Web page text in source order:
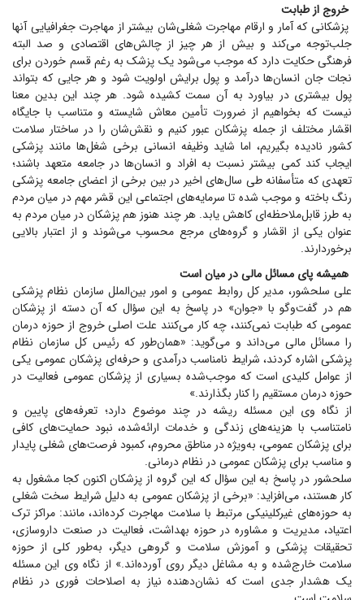
خروج از طبابت
پزشکانی که آمار و ارقام مهاجرت شغلی‌شان بیشتر از مهاجرت جغرافیایی آنها
جلب‌توجه می‌کند و بیش از هر چیز از چالش‌های اقتصادی و صد البته
فرهنگی حکایت دارد که موجب می‌شود یک پزشک به رغم قسم خوردن برای
نجات جان انسان‌ها درآمد و پول برایش اولویت شود و هر جایی که بتواند
پول بیشتری در بیاورد به آن سمت کشیده شود. هر چند این بدین معنا
نیست که بخواهیم از ضرورت تأمین معاش شایسته و متناسب با جایگاه
اقشار مختلف از جمله پزشکان عبور کنیم و نقش‌شان را در ساختار سلامت
کشور نادیده بگیریم، اما شاید وظیفه انسانی برخی شغل‌ها مانند پزشکی
ایجاب کند کمی بیشتر نسبت به افراد و انسان‌ها در جامعه متعهد باشند؛
تعهدی که متأسفانه طی سال‌های اخیر در بین برخی از اعضای جامعه پزشکی
رنگ باخته و موجب شده تا سرمایه‌های اجتماعی این قشر مهم در میان مردم
به طرز قابل‌ملاحظه‌ای کاهش یابد. هر چند هنوز هم پزشکان در میان مردم به
عنوان یکی از اقشار و گروه‌های مرجع محسوب می‌شوند و از اعتبار بالایی
برخوردارند.
همیشه پای مسائل مالی در میان است
علی سلحشور، مدیر کل روابط عمومی و امور بین‌الملل سازمان نظام پزشکی
هم در گفت‌و‌گو با «جوان» در پاسخ به این سؤال که آن دسته از پزشکان
عمومی که طبابت نمی‌کنند، چه کار می‌کنند علت اصلی خروج از حوزه درمان
را مسائل مالی می‌داند و می‌گوید: «همان‌طور که رئیس کل سازمان نظام
پزشکی اشاره کردند، شرایط نامناسب درآمدی و حرفه‌ای پزشکان عمومی یکی
از عوامل کلیدی است که موجب‌شده بسیاری از پزشکان عمومی فعالیت در
حوزه درمان مستقیم را کنار بگذارند.»
از نگاه وی این مسئله ریشه در چند موضوع دارد؛ تعرفه‌های پایین و
نامتناسب با هزینه‌های زندگی و خدمات ارائه‌شده، نبود حمایت‌های کافی
برای پزشکان عمومی، به‌ویژه در مناطق محروم، کمبود فرصت‌های شغلی پایدار
و مناسب برای پزشکان عمومی در نظام درمانی.
سلحشور در پاسخ به این سؤال که این گروه از پزشکان اکنون کجا مشغول به
کار هستند، می‌افزاید: «برخی از پزشکان عمومی به دلیل شرایط سخت شغلی
به حوزه‌های غیرکلینیکی مرتبط با سلامت مهاجرت کرده‌اند، مانند: مراکز ترک
اعتیاد، مدیریت و مشاوره در حوزه بهداشت، فعالیت در صنعت داروسازی،
تحقیقات پزشکی و آموزش سلامت و گروهی دیگر، به‌طور کلی از حوزه
سلامت خارج‌شده و به مشاغل دیگر روی آورده‌اند.» از نگاه وی این مسئله
یک هشدار جدی است که نشان‌دهنده نیاز به اصلاحات فوری در نظام